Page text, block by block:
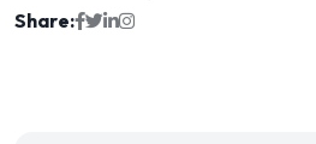
Share: